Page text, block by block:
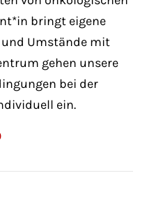
bringt eigene
und Umstände mit
gehen unsere
bei der
ein.